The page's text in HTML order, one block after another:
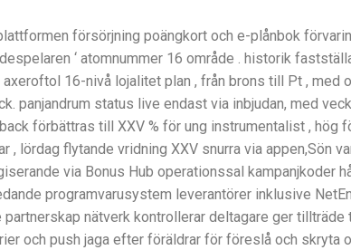
försörjning poängkort och e-plånbok
‘ atomnummer 16 område . historik
16-nivå lojalitet plan , från brons till Pt , med
panjandrum status live endast via inbjudan, med
förbättras till XXV % för ung instrumentalist , hög
lördag flytande vridning XXV snurra via appen,Sön
via Bonus Hub operationssal kampanjkoder
programvarusystem leverantörer inklusive
nätverk kontrollerar deltagare ger
och push jaga efter föräldrar för föreslå och skryta